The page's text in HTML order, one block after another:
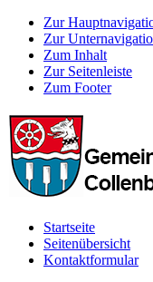
Zur
Zur
Zum Inhalt
Zur Seitenleiste
Zum Footer
Startseite
Seitenübersicht
Kontaktformular